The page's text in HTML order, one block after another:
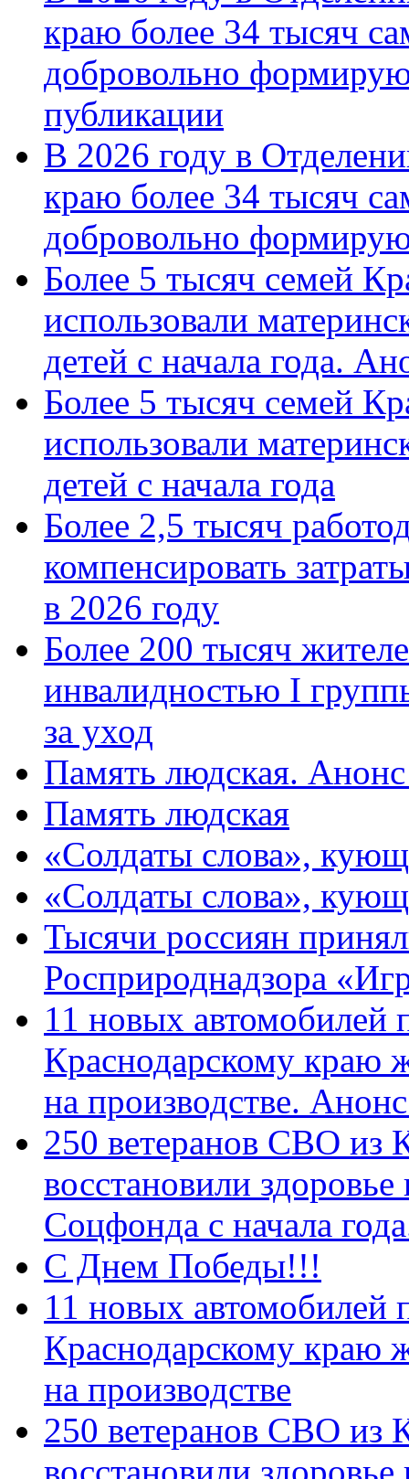
краю более 34 тысяч
добровольно
публикации
В 2026 году в
краю более 34 тысяч
добровольно
Более 5 тысяч семей
использовали
детей с начала года.
Более 5 тысяч семей
использовали
детей с начала года
Более 2,5 тысяч
компенсировать
в 2026 году
Более 200 тысяч
инвалидностью I
за уход
Память людская.
Память людская
«Солдаты слова»,
«Солдаты слова»,
Тысячи россиян
Росприроднадзора
11 новых автомобилей
Краснодарскому краю
на производстве.
250 ветеранов СВО из
восстановили
Соцфонда с начала
С Днем Победы!!!
11 новых автомобилей
Краснодарскому краю
на производстве
250 ветеранов СВО из
восстановили